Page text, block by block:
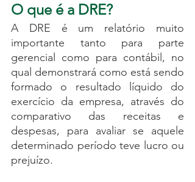
O que é a DRE?
A DRE é um relatório muito
importante tanto para parte
gerencial como para contábil, no
qual demonstrará como está sendo
formado o resultado líquido do
exercício da empresa, através do
comparativo das receitas e
despesas, para avaliar se aquele
determinado período teve lucro ou
prejuízo.